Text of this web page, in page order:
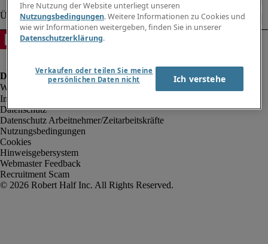
Impressum
Datenschutz
Datenschutz Arbeitnehmer/Zeitarbeitskräfte
Nutzungsbedingungen
Cookies
Hinweisgebersystem
Webmaster Feedback
Recruitment Scam
Ihre Nutzung der Website unterliegt unseren
Nutzungsbedingungen. Weitere Informationen zu Cookies und
wie wir Informationen weitergeben, finden Sie in unserer
Datenschutzerklärung.
Verkaufen oder teilen Sie meine
persönlichen Daten nicht
Ich verstehe